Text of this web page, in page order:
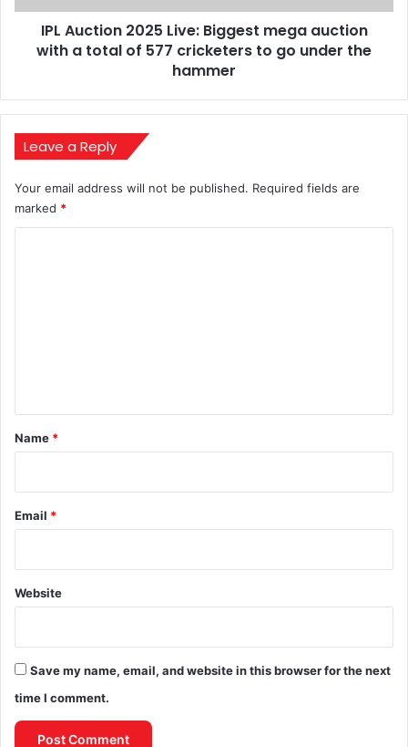
a
to
under
the
hammer
IPL Auction 2025 Live: Biggest mega auction
with a total of 577 cricketers to go under the
hammer
Leave a Reply
Your email address will not be published. Required fields are
marked *
*
Name *
Email *
Website
Save my name, email, and website in this browser for the next
time I comment.